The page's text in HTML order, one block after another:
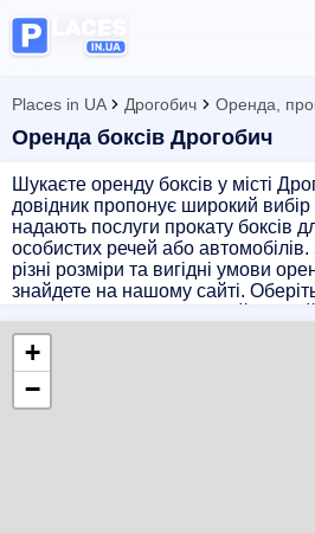
Places in UA Дрогобич Оренда,
Оренда боксів Дрогобич
Шукаєте оренду боксів у місті
довідник пропонує широкий вибір
надають послуги прокату боксів
особистих речей або
різні розміри та вигідні умови
знайдете на нашому сайті.
місці. Звертайтеся до нас за
оренди боксів у місті Дрогобич!
+
−